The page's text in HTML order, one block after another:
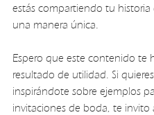
estás compartiendo tu historia
una manera única.
Espero que este contenido te
resultado de utilidad. Si
inspirándote sobre ejemplos
invitaciones de boda, te invito